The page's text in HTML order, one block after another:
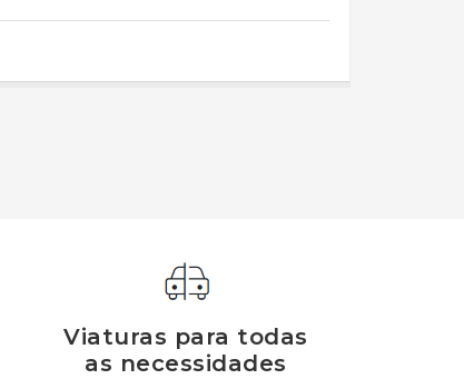
Viaturas para todas
as necessidades